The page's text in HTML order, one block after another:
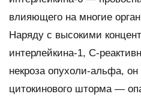
влияющего на многие
Наряду с высокими
интерлейкина-1, С-
некроза опухоли-альфа,
цитокинового шторма —